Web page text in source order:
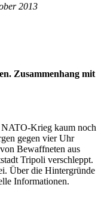
2013
Zusammenhang mit
NATO-Krieg kaum noch
gegen vier Uhr
Bewaffneten aus
Tripoli verschleppt.
Über die Hintergründe
Informationen.